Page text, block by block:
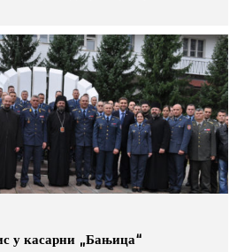
у касарни „Бањица“